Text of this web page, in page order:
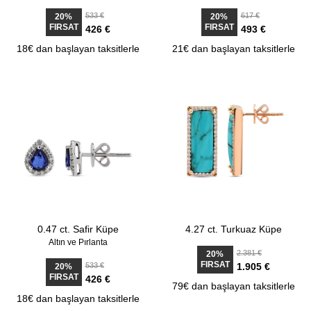
20%
FIRSAT
533 €
426 €
18€ dan başlayan taksitlerle
20%
FIRSAT
617 €
493 €
21€ dan başlayan taksitlerle
0.47 ct. Safir Küpe
Altın ve Pırlanta
20%
FIRSAT
533 €
426 €
18€ dan başlayan taksitlerle
4.27 ct. Turkuaz Küpe
20%
FIRSAT
2.381 €
1.905 €
79€ dan başlayan taksitlerle